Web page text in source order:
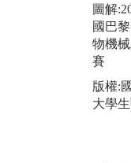
圖解
國巴
物機
賽
版權:
大學